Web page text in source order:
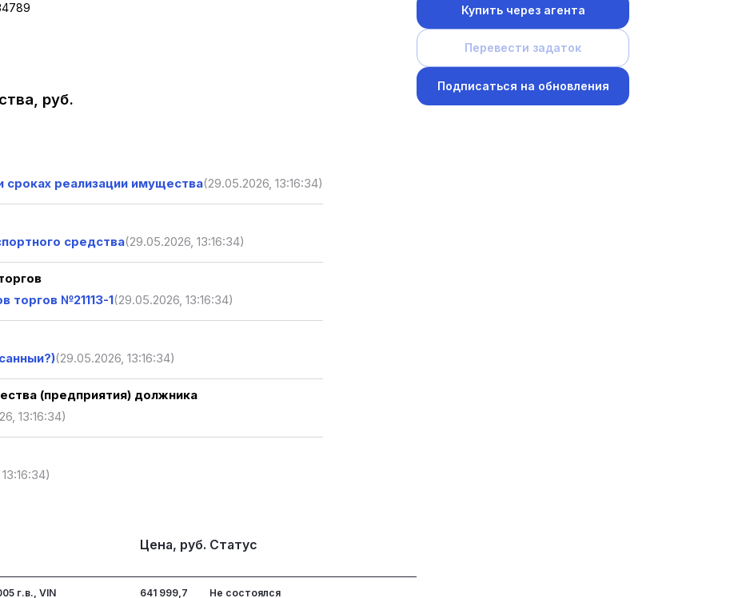
руб.
сроках реализации имущества(29.05.2026, 13:16:34)
средства(29.05.2026, 13:16:34)
торгов №21113-1(29.05.2026, 13:16:34)
(29.05.2026, 13:16:34)
(предприятия) должника
13:16:34)
Цена, руб. Статус
г.в., VIN 641 999,7 Не состоялся
Купить через агента
Перевести задаток
Подписаться на обновления